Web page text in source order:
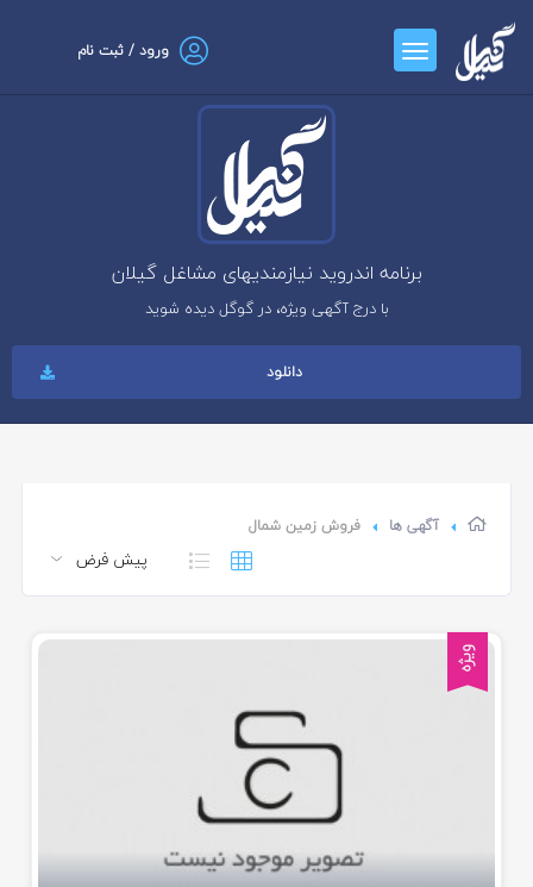
ورود / ثبت نام
برنامه اندروید نیازمندیهای مشاغل گیلان
با درج آگهی ویژه، در گوگل دیده شوید
دانلود
آگهی ها فروش زمین شمال
ویژه